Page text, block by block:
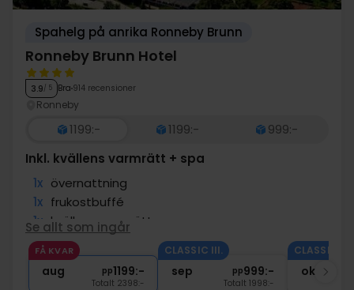
Spahelg på anrika Ronneby Brunn
Ronneby Brunn Hotel
3.9/ 5 Bra 914 recensioner
Ronneby
1199:- 1199:-
999:-
Inkl. kvällens varmrätt + spa
1x övernattning
1x frukostbuffé
1x kvällens varmrätt
1x Entré till spa-avdelning
∞ Tillgång till pool och wellness
Se allt som ingår
FÅ KVAR
aug pp1199:-
Totalt 2398:-
CLASSIC III.
sep pp999:-
Totalt 1998:-
CLASSIC III.
okt